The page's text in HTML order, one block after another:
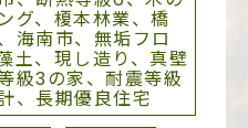
グ、榎本林業、橋
海南市、無垢フロ
土、現し造り、真壁
級3の家、耐震等級
、長期優良住宅